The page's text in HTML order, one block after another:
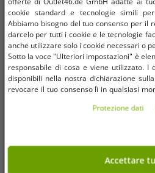
Taglie disponibili
XL XXL
Giacca di transizione da donna
sportiva primaverile 6556620 grigia
cookie standard e tecnologie simili
Abbiamo bisogno del tuo consenso per il
darcelo per tutti i cookie e le tecnologie
anche utilizzare solo i cookie necessari o
Sotto la voce "Ulteriori impostazioni" è
responsabile di cosa e viene utilizzato. I
disponibili nella nostra dichiarazione
revocare il tuo consenso lì in qualsiasi
Protezione dati
Accettare